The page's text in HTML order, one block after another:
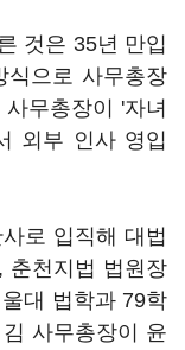
것은 35년 만입
식으로 사무총장
무총장이 '자녀
외부 인사 영입
로 입직해 대법
춘천지법 법원장
대 법학과 79학
사무총장이 윤